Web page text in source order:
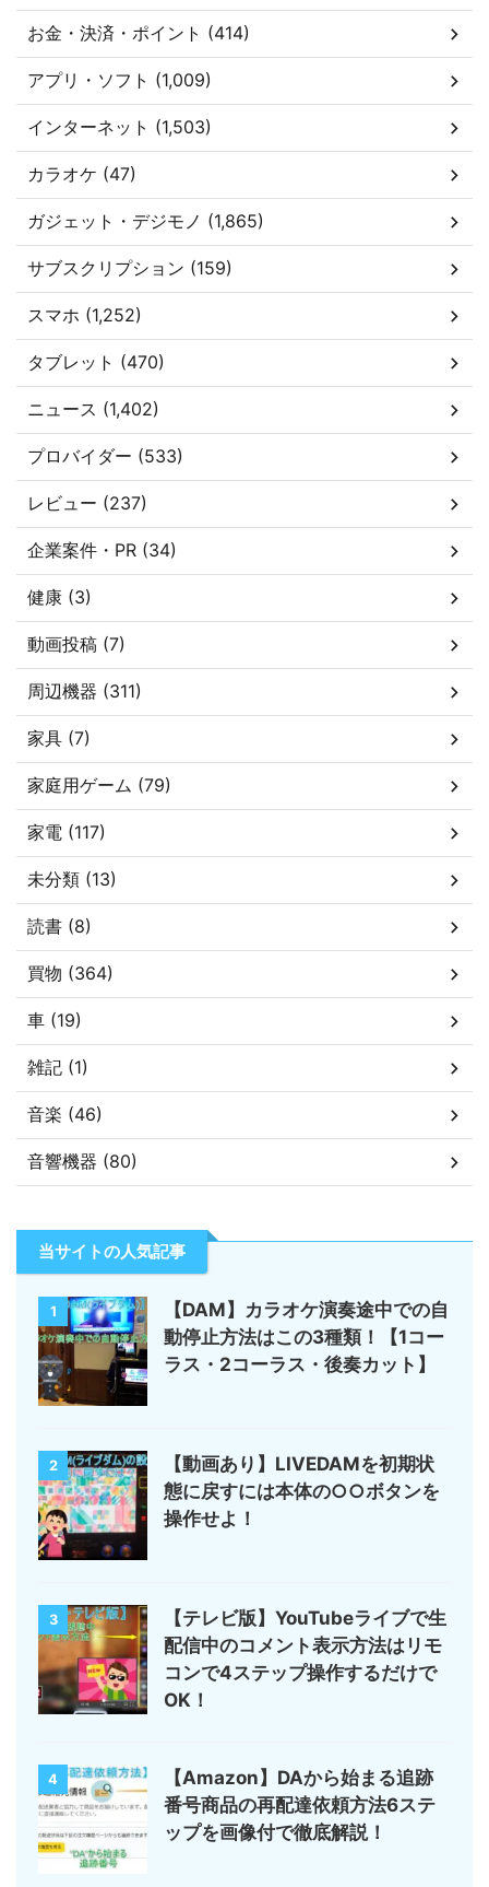
お金・決済・ポイント (414)
アプリ・ソフト (1,009)
インターネット (1,503)
カラオケ (47)
ガジェット・デジモノ (1,865)
サブスクリプション (159)
スマホ (1,252)
タブレット (470)
ニュース (1,402)
プロバイダー (533)
レビュー (237)
企業案件・PR (34)
健康 (3)
動画投稿 (7)
周辺機器 (311)
家具 (7)
家庭用ゲーム (79)
家電 (117)
未分類 (13)
読書 (8)
買物 (364)
車 (19)
雑記 (1)
音楽 (46)
音響機器 (80)
当サイトの人気記事
1
【DAM】カラオケ演奏途中での自
動停止方法はこの3種類！【1コー
ラス・2コーラス・後奏カット】
2
【動画あり】LIVEDAMを初期状
態に戻すには本体の○○ボタンを
操作せよ！
3
【テレビ版】YouTubeライブで生
配信中のコメント表示方法はリモ
コンで4ステップ操作するだけで
OK！
4
【Amazon】DAから始まる追跡
番号商品の再配達依頼方法6ステ
ップを画像付で徹底解説！